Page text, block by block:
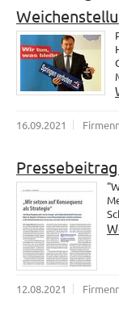
16.09.2021
12.08.2021